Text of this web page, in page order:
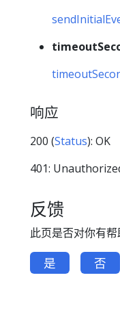
响应
200 (Status): OK
401:
反馈
此页是否对你有帮
是 否